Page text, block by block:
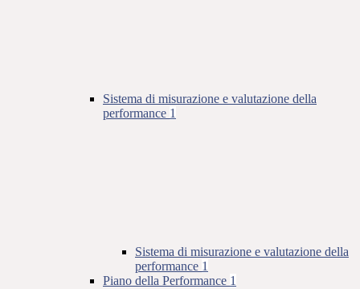
Sistema di misurazione e valutazione della
performance 1
Sistema di misurazione e valutazione della
performance 1
Piano della Performance 1